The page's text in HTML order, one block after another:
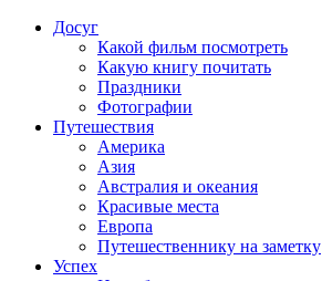
Досуг
Какой фильм посмотреть
Какую книгу почитать
Праздники
Фотографии
Путешествия
Америка
Азия
Австралия и океания
Красивые места
Европа
Путешественнику на заметку
Успех